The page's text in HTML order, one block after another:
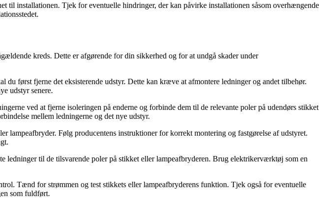
til installationen. Tjek for eventuelle hindringer, der kan påvirke installationen såsom overhængende
kreds. Dette er afgørende for din sikkerhed og for at undgå skader under
først fjerne det eksisterende udstyr. Dette kan kræve at afmontere ledninger og andet tilbehør.
udstyr senere.
ved at fjerne isoleringen på enderne og forbinde dem til de relevante poler på udendørs stikket
mellem ledningerne og det nye udstyr.
lampeafbryder. Følg producentens instruktioner for korrekt montering og fastgørelse af udstyret.
ledninger til de tilsvarende poler på stikket eller lampeafbryderen. Brug elektrikerværktøj som en
Tænd for strømmen og test stikkets eller lampeafbryderens funktion. Tjek også for eventuelle
som fuldført.